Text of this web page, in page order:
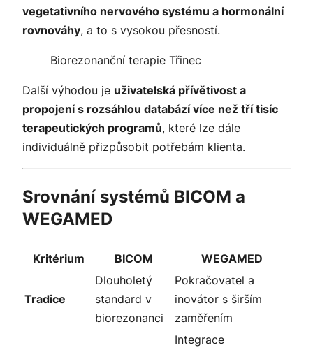
vegetativního nervového systému a hormonální
rovnováhy, a to s vysokou přesností.
Biorezonanční terapie Třinec
Další výhodou je uživatelská přívětivost a
propojení s rozsáhlou databází více než tří tisíc
terapeutických programů, které lze dále
individuálně přizpůsobit potřebám klienta.
Srovnání systémů BICOM a
WEGAMED
Kritérium BICOM WEGAMED
Tradice
Dlouholetý
standard v
biorezonanci
Pokračovatel a
inovátor s širším
zaměřením
Integrace